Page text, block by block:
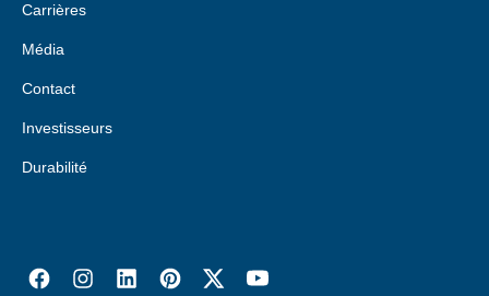
Carrières
Média
Contact
Investisseurs
Durabilité